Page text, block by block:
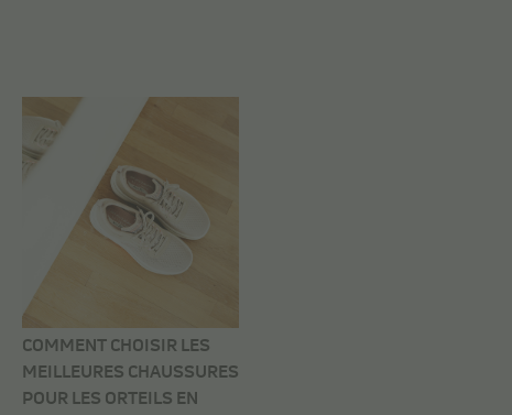
COMMENT CHOISIR LES
MEILLEURES CHAUSSURES
POUR LES ORTEILS EN